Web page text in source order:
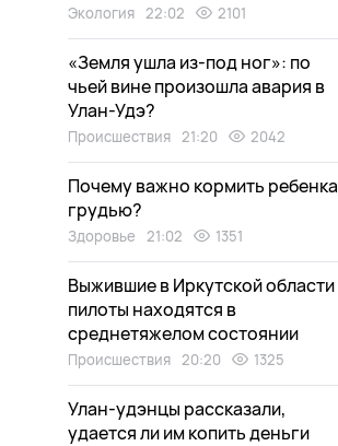
Экология 22:02 2101
«Земля ушла из-под ног»: по
чьей вине произошла авария в
Улан-Удэ?
Происшествия 21:20 2042
Почему важно кормить ребенка
грудью?
Здоровье 21:02 1351
Выжившие в Иркутской области
пилоты находятся в
среднетяжелом состоянии
Происшествия 20:20 1325
Улан-удэнцы рассказали,
удается ли им копить деньги